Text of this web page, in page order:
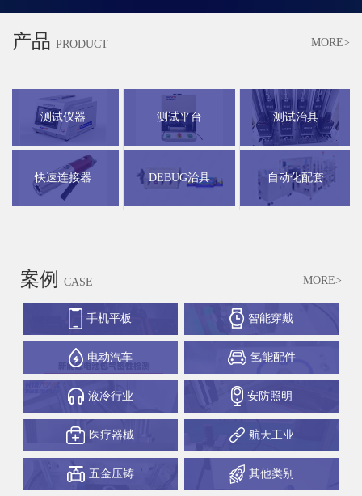
产品 PRODUCT MORE>
测试仪器 测试平台 测试治具
快速连接器 DEBUG治具 自动化配套
案例 CASE MORE>
手机平板 智能穿戴
电动汽车 氢能配件
液冷行业 安防照明
医疗器械 航天工业
五金压铸 其他类别